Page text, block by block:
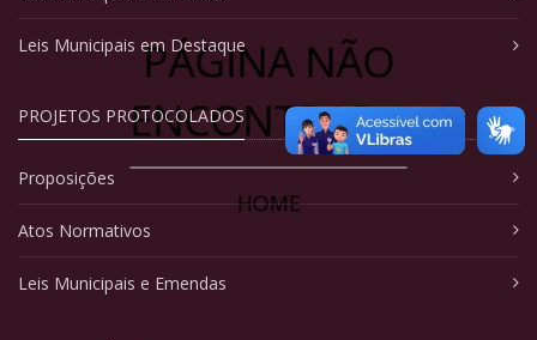
PÁGINA NÃO
ENCONTRADA
HOME
Leis Municipais em Destaque
PROJETOS PROTOCOLADOS
Proposições
Atos Normativos
Leis Municipais e Emendas